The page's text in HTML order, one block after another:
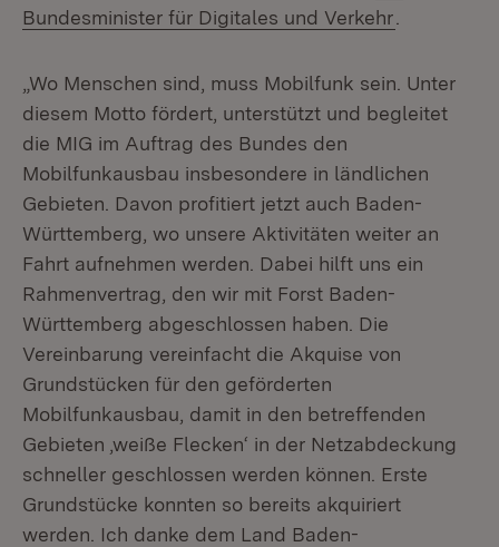
Bundesminister für Digitales und Verkehr
„Wo Menschen sind, muss Mobilfunk sein. Unter
diesem Motto fördert, unterstützt und begleitet
die MIG im Auftrag des Bundes den
Mobilfunkausbau insbesondere in ländlichen
Gebieten. Davon profitiert jetzt auch Baden-
Württemberg, wo unsere Aktivitäten weiter an
Fahrt aufnehmen werden. Dabei hilft uns ein
Rahmenvertrag, den wir mit Forst Baden-
Württemberg abgeschlossen haben. Die
Vereinbarung vereinfacht die Akquise von
Grundstücken für den geförderten
Mobilfunkausbau, damit in den betreffenden
Gebieten ‚weiße Flecken‘ in der Netzabdeckung
schneller geschlossen werden können. Erste
Grundstücke konnten so bereits akquiriert
werden. Ich danke dem Land Baden-